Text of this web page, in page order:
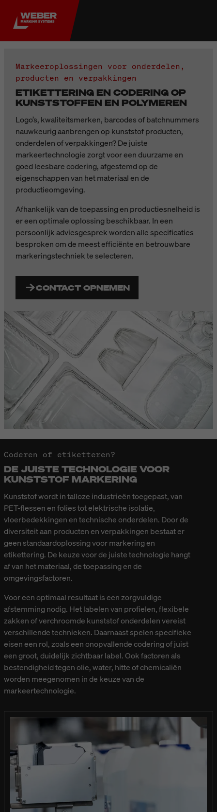
Markeeroplossingen voor onderdelen,
producten en verpakkingen
ETIKETTERING EN CODERING OP
KUNSTSTOFFEN EN POLYMEREN
Logo’s, kwaliteitsmerken, barcodes of batchnummers
nauwkeurig aanbrengen op kunststof producten,
onderdelen of verpakkingen? De juiste
markeertechnologie zorgt voor een duurzame en
goed leesbare codering, afgestemd op de
eigenschappen van het materiaal en de
productieomgeving.
Afhankelijk van de toepassing en productiesnelheid is
er een optimale oplossing beschikbaar. In een
persoonlijk adviesgesprek worden alle specificaties
besproken om de meest efficiënte en betrouwbare
markeringstechniek te selecteren.
CONTACT OPNEMEN
Coderen of etiketteren?
DE JUISTE TECHNOLOGIE VOOR
KUNSTSTOF MARKERING
Kunststof wordt in talloze industrieën toegepast, van
PET-flessen en folies tot elektrische isolatie,
vloerbedekkingen en technische onderdelen. Door de
diversiteit aan producten en verpakkingen bestaat er
geen standaardoplossing voor markering en
etikettering. De keuze voor de juiste technologie hangt
af van het materiaal, de toepassing en de
omgevingsfactoren.
Voor een optimaal resultaat is een zorgvuldige
afstemming nodig. Het labelen van profielen, flexibele
zakken of verchroomde kunststof onderdelen vereist
verschillende technieken. Daarnaast spelen specifieke
eisen een rol, zoals een onopvallende codering of juist
een groot, duidelijk zichtbaar label. Ook factoren als
bestendigheid tegen olie, water, hitte of chemicaliën
worden meegenomen in de keuze van de
markeertechnologie.